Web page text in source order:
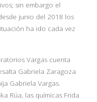
sin embargo el
junio del 2018 los
ha ido cada vez
Vargas cuenta
Gabriela Zaragoza
Gabriela Vargas.
Rúa, las químicas Frida